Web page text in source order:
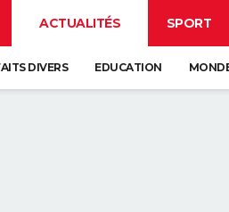
ACTUALITÉS SPORT
DIVERS EDUCATION